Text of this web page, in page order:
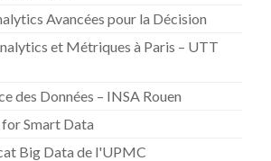
Avancées pour la Décision
et Métriques à Paris – UTT
des Données – INSA Rouen
Smart Data
Big Data de l'UPMC